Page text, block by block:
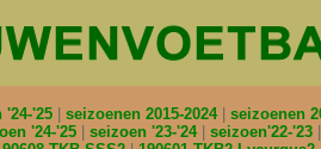
'24-'25 seizoenen 2015-2024 seizoenen
'24-'25 seizoen '23-'24 seizoen'22-'23